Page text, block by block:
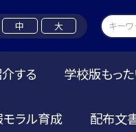
中 大
する 学校版もっ
ラル育成 配布文